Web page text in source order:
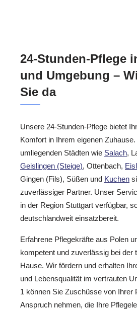
24-Stunden-Pflege
und Umgebung –
Sie da
Unsere 24-Stunden-Pflege bietet
Komfort in Ihrem eigenen
umliegenden Städten wie Salach,
Geislingen (Steige), Ottenbach,
Gingen (Fils), Süßen und Kuchen
zuverlässiger Partner. Unser
in der Region Stuttgart verfügbar,
deutschlandweit einsatzbereit.
Erfahrene Pflegekräfte aus Polen
kompetent und zuverlässig bei der
Hause. Wir fördern und erhalten
und Lebensqualität im vertrauten
1 können Sie Zuschüsse von Ihrer
Anspruch nehmen, die Ihre